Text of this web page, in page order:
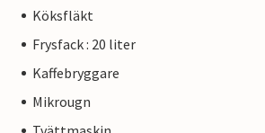
Köksfläkt
Frysfack : 20 liter
Kaffebryggare
Mikrougn